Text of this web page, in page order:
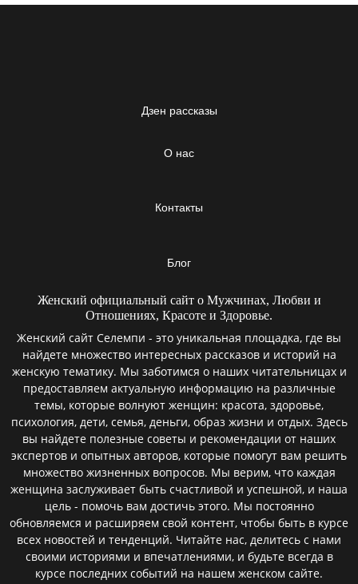
Дзен рассказы
О нас
Контакты
Блог
Женский официальный сайт о Мужчинах, Любви и
Отношениях, Красоте и Здоровье.
Женский сайт Селемпи - это уникальная площадка, где вы
найдете множество интересных рассказов и историй на
женскую тематику. Мы заботимся о наших читательницах и
предоставляем актуальную информацию на различные
темы, которые волнуют женщин: красота, здоровье,
психология, дети, семья, деньги, образ жизни и отдых. Здесь
вы найдете полезные советы и рекомендации от наших
экспертов и опытных авторов, которые помогут вам решить
множество жизненных вопросов. Мы верим, что каждая
женщина заслуживает быть счастливой и успешной, и наша
цель - помочь вам достичь этого. Мы постоянно
обновляемся и расширяем свой контент, чтобы быть в курсе
всех новостей и тенденций. Читайте нас, делитесь с нами
своими историями и впечатлениями, и будьте всегда в
курсе последних событий на нашем женском сайте.